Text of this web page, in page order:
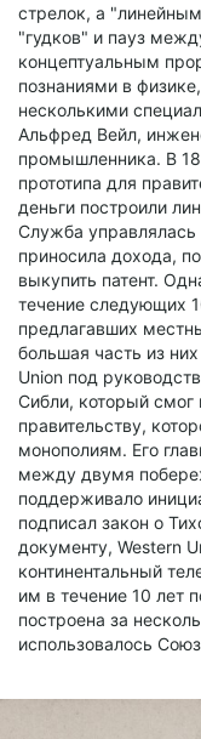
стрелок, а
"гудков" и пауз
концептуальным
познаниями в
несколькими
Альфред Вейл,
промышленника. В
прототипа для
деньги построили
Служба
приносила дохода,
выкупить патент.
течение следующих
предлагавших
большая часть из
Union под
Сибли, который смог
правительству,
монополиям. Его
между двумя
поддерживало
подписал закон о
документу, Western
континентальный
им в течение 10 лет
построена за
использовалось